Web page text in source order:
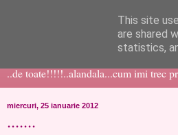
like ?...or not!
..de toate!!!!!..alandala...cum imi trec
miercuri, 25 ianuarie 2012
.......
This site
are shared
statistics,